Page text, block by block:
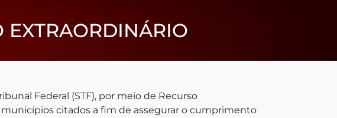
EXTRAORDINÁRIO
Federal (STF), por meio de Recurso
municípios citados a fim de assegurar o cumprimento